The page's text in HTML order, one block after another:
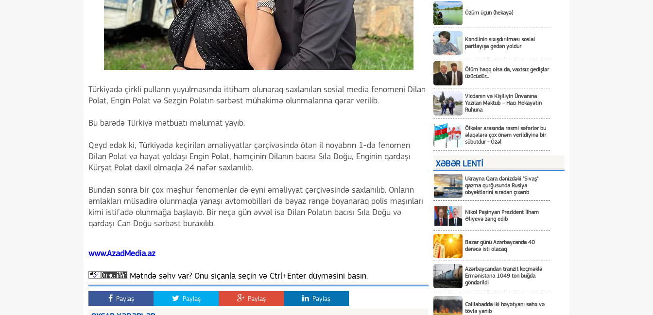
Türkiyədə çirkli pulların yuyulmasında ittiham olunaraq saxlanılan sosial media fenomeni Dilan
Polat, Engin Polat və Sezgin Polatın sərbəst mühakimə olunmalarına qərar verilib.
Bu barədə Türkiyə mətbuatı məlumat yayıb.
Qeyd edək ki, Türkiyədə keçirilən əməliyyatlar çərçivəsində ötən il noyabrın 1-də fenomen
Dilan Polat və həyat yoldaşı Engin Polat, həmçinin Dilanın bacısı Sıla Doğu, Enginin qardaşı
Kürşat Polat daxil olmaqla 24 nəfər saxlanılıb.
Bundan sonra bir çox məşhur fenomenlər də eyni əməliyyat çərçivəsində saxlanılıb. Onların
əmlakları müsadirə olunmaqla yanaşı avtomobilləri də bəyaz rəngə boyanaraq polis maşınları
kimi istifadə olunmağa başlayıb. Bir neçə gün əvvəl isə Dilan Polatın bacısı Sıla Doğu və
qardaşı Can Doğu sərbəst buraxılıb.
www.AzadMedia.az
Mətndə səhv var? Onu siçanla seçin və Ctrl+Enter düyməsini basın.
Paylaş Paylaş Paylaş Paylaş
Özüm üçün (hekayə)
Kəndlinin sıxışdırılması sosial
partlayışa gedən yoldur
Ölüm haqq olsa da, vaxtsız gedişlər
üzücüdür...
Vicdanın və Kişiliyin Ünvanına
Yazılan Məktub – Hacı Hekayətin
Ruhuna
Ölkələr arasında rəsmi səfərlər bu
əlaqələrə çox önəm verildiyinə bir
sübutdur - Özəl
XƏBƏR LENTİ
Ukrayna Qara dənizdəki "Sivaş"
qazma qurğusunda Rusiya
obyektlərini sıradan çıxarıb
Nikol Paşinyan Prezident İlham
Əliyevə zəng edib
Bazar günü Azərbaycanda 40
dərəcə isti olacaq
Azərbaycandan tranzit keçməklə
Ermənistana 1049 ton buğda
göndərildi
Cəlilabadda iki həyətyanı sahə və
tövlə yanıb